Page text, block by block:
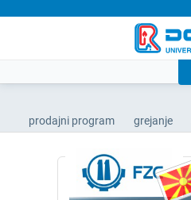
prodajni program grejanje